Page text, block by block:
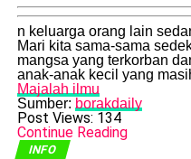
n keluarga orang lain
​Mari kita sama-sama
mangsa yang terkorban
anak-anak kecil yang
Majalah ilmu
Sumber: borakdaily
Post Views: 134
Continue Reading
INFO